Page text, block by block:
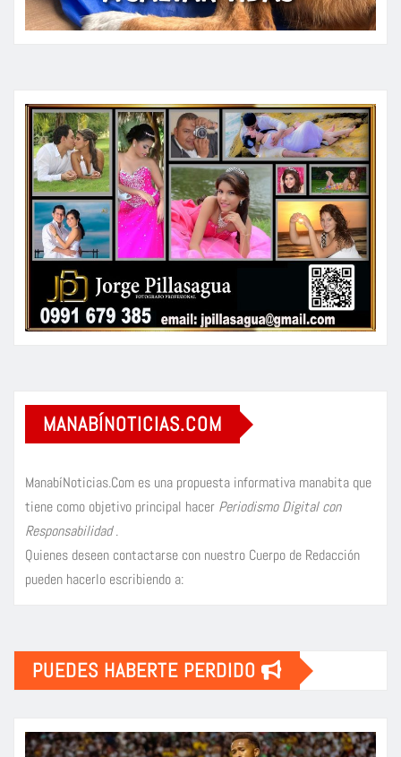
MANABÍNOTICIAS.COM
ManabíNoticias.Com es una propuesta informativa manabita que
tiene como objetivo principal hacer Periodismo Digital con
Responsabilidad.
Quienes deseen contactarse con nuestro Cuerpo de Redacción
pueden hacerlo escribiendo a:
PUEDES HABERTE PERDIDO